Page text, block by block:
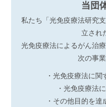
当団
私たち「光免疫療法研究
立され
光免疫療法によるがん治
次の事
・光免疫療法に
・光免疫療法
・その他目的を